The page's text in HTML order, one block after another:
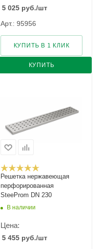
5 025 руб./шт
Арт.: 95956
КУПИТЬ
КУПИТЬ В 1 КЛИК
Решетка нержавеющая
перфорированная
SteeProm DN 230
В наличии
Цена:
5 455 руб./шт